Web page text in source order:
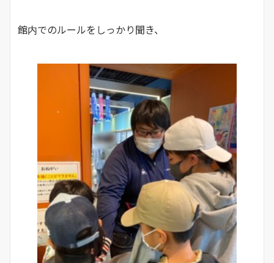
館内でのルールをしっかり聞き、